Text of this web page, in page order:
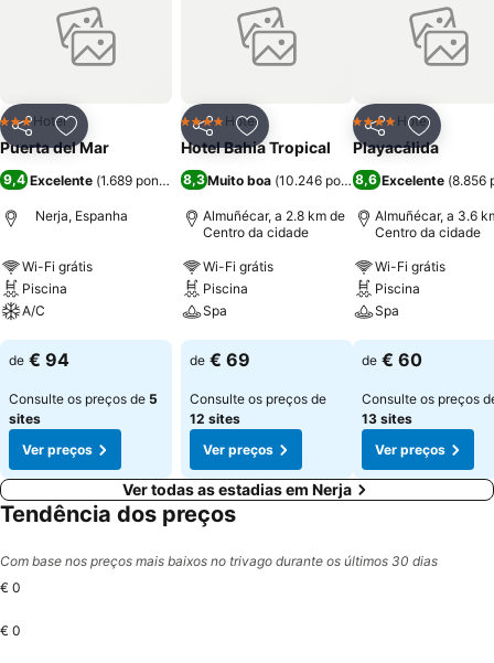
PartilharAdicionar aos favoritos
3 Estrelas
Hotel
Puerta del Mar
9,4 Excelente (1.689 pontuações)
Nerja, Espanha
Wi-Fi grátis
Piscina
A/C
Ver preços
de € 94
Consulte os preços de 5
sites
Ver preços
PartilharAdicionar aos favoritos
4 EstrelasHotel
Hotel Bahia Tropical
8,3Muito boa (10.246 pontuações)
Almuñécar, a 2.8 km de
Centro da cidade
Wi-Fi grátis
Piscina
Spa
Ver preços
de € 69
Consulte os preços de
12 sites
Ver preços
Partilhar
4 EstrelasHotel
Playacálida
8,6 Excelente (8.856
Almuñécar, a 3.6
Centro da cidade
Wi-Fi grátis
Piscina
Spa
Ver preços
de € 60
Consulte os preços
13 sites
Ver preços
Ver todas as estadias em Nerja
Tendência dos preços
Com base nos preços mais baixos no trivago durante os últimos 30 dias
€ 0
€ 0